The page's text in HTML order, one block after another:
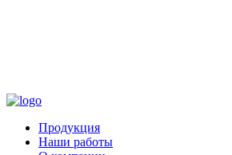
Продукция
Наши работы